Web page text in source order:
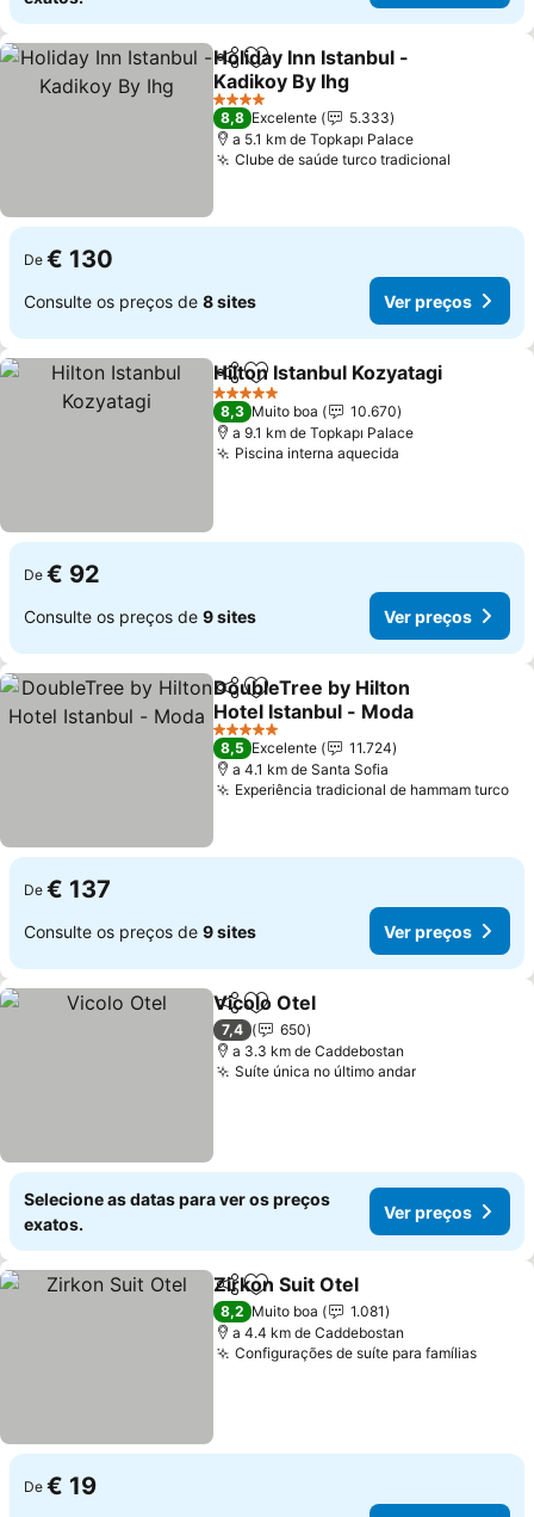
PartilharAdicionar aos favoritos
Holiday Inn Istanbul -
Kadikoy By Ihg
4 Estrelas
8,8 Excelente
5.333
a 5.1 km de Topkapı Palace
Clube de saúde turco tradicional
De € 130
Consulte os preços de 8 sites Ver preços
PartilharAdicionar aos favoritos
Hilton Istanbul Kozyatagi
5 Estrelas
8,3 Muito boa
10.670
a 9.1 km de Topkapı Palace
Piscina interna aquecida
De € 92
Consulte os preços de 9 sites Ver preços
PartilharAdicionar aos favoritos
DoubleTree by Hilton
Hotel Istanbul - Moda
5 Estrelas
8,5 Excelente
11.724
a 4.1 km de Santa Sofia
Experiência tradicional de hammam turco
De € 137
Consulte os preços de 9 sites Ver preços
PartilharAdicionar aos favoritos
Vicolo Otel
7,4
650
a 3.3 km de Caddebostan
Suíte única no último andar
Selecione as datas para ver os preços
exatos.
Ver preços
PartilharAdicionar aos favoritos
Zirkon Suit Otel
8,2 Muito boa
1.081
a 4.4 km de Caddebostan
Configurações de suíte para famílias
De € 19